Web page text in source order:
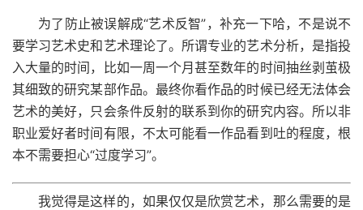
为了防止被误解成“艺术反智”，补充一下哈，不是说不
要学习艺术史和艺术理论了。所谓专业的艺术分析，是指投
入大量的时间，比如一周一个月甚至数年的时间抽丝剥茧极
其细致的研究某部作品。最终你看作品的时候已经无法体会
艺术的美好，只会条件反射的联系到你的研究内容。所以非
职业爱好者时间有限，不太可能看一作品看到吐的程度，根
本不需要担心“过度学习”。
我觉得是这样的，如果仅仅是欣赏艺术，那么需要的是